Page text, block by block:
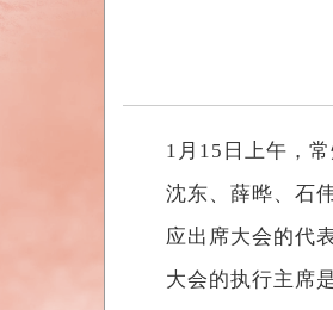
1月15日上午，常
沈东、薛晔、石伟
应出席大会的代表
大会的执行主席是